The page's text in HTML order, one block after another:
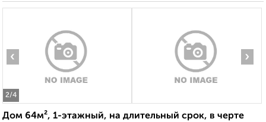
2/4
‹ ›
Дом 64м², 1-этажный, на длительный срок, в черте